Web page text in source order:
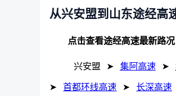
从兴安盟到山东途经高
点击查看途经高速最新路况
兴安盟 ➤ 集阿高速 ➤
➤ 首都环线高速 ➤ 长深高速